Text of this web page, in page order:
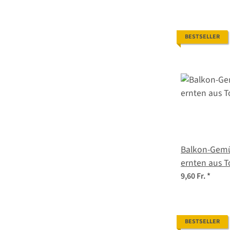
BESTSELLER
Balkon-
ernten aus
Samenset
9,60 Fr.*
BESTSELLER